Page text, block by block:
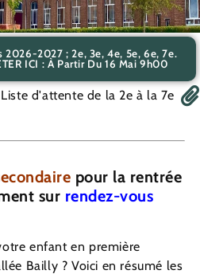
2027 ; 2e, 3e, 4e, 5e, 6e, 7e.
ICI : À Partir Du 16 Mai 9h00
Liste d'attente de la 2e à la 7e
pour la rentrée
sur rendez-vous
enfant en première
Bailly ? Voici en résumé les